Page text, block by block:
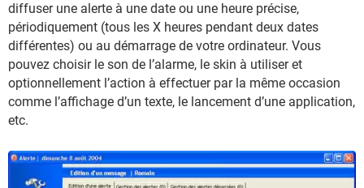
diffuser une alerte à une date ou une heure précise,
périodiquement (tous les X heures pendant deux dates
différentes) ou au démarrage de votre ordinateur. Vous
pouvez choisir le son de l’alarme, le skin à utiliser et
optionnellement l’action à effectuer par la même occasion
comme l’affichage d’un texte, le lancement d’une application,
etc.